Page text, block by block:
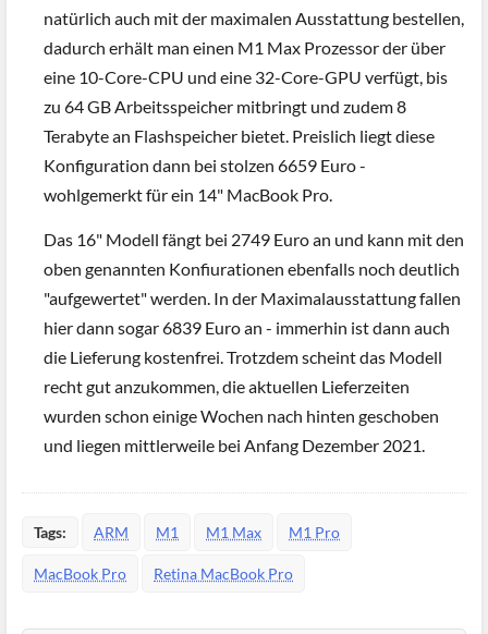
natürlich auch mit der maximalen Ausstattung bestellen,
dadurch erhält man einen M1 Max Prozessor der über
eine 10-Core-CPU und eine 32-Core-GPU verfügt, bis
zu 64 GB Arbeitsspeicher mitbringt und zudem 8
Terabyte an Flashspeicher bietet. Preislich liegt diese
Konfiguration dann bei stolzen 6659 Euro -
wohlgemerkt für ein 14" MacBook Pro.
Das 16" Modell fängt bei 2749 Euro an und kann mit den
oben genannten Konfiurationen ebenfalls noch deutlich
"aufgewertet" werden. In der Maximalausstattung fallen
hier dann sogar 6839 Euro an - immerhin ist dann auch
die Lieferung kostenfrei. Trotzdem scheint das Modell
recht gut anzukommen, die aktuellen Lieferzeiten
wurden schon einige Wochen nach hinten geschoben
und liegen mittlerweile bei Anfang Dezember 2021.
Tags: ARM M1 M1 Max M1 Pro
MacBook Pro Retina MacBook Pro